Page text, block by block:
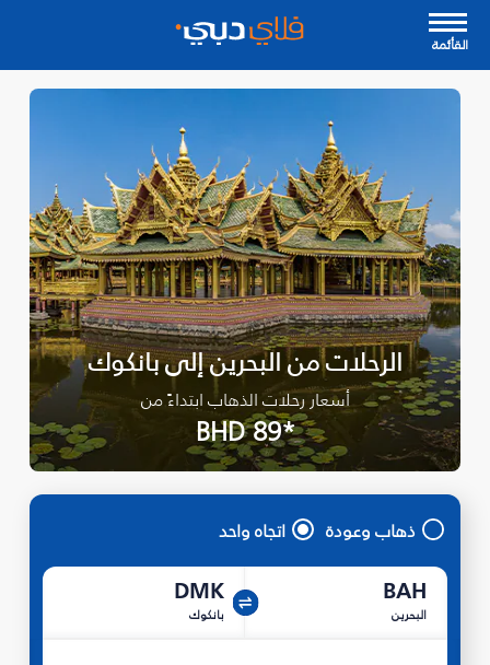
القأئمة
الرحلات من البحرين إلى بانكوك
أسعار رحلات الذهاب ابتداءً من
*BHD 89
ذهاب وعودة اتجاه واحد
BAH
البحرين
DMK
بانكوك